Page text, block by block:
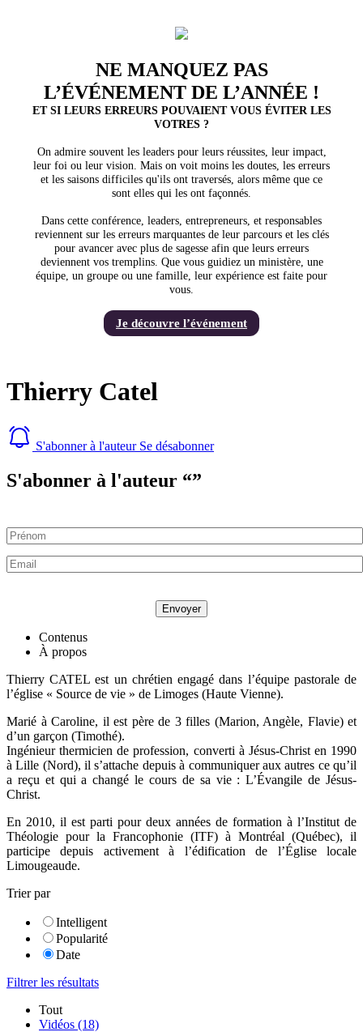
NE MANQUEZ PAS
L’ÉVÉNEMENT DE L’ANNÉE !
ET SI LEURS ERREURS POUVAIENT VOUS ÉVITER LES
VOTRES ?
On admire souvent les leaders pour leurs réussites, leur impact,
leur foi ou leur vision. Mais on voit moins les doutes, les erreurs
et les saisons difficiles qu'ils ont traversés, alors même que ce
sont elles qui les ont façonnés.
Dans cette conférence, leaders, entrepreneurs, et responsables
reviennent sur les erreurs marquantes de leur parcours et les clés
pour avancer avec plus de sagesse afin que leurs erreurs
deviennent vos tremplins. Que vous guidiez un ministère, une
équipe, un groupe ou une famille, leur expérience est faite pour
vous.
Je découvre l’événement
Thierry Catel
S'abonner à l'auteur Se désabonner
S'abonner à l'auteur “”
Envoyer
Contenus
À propos
Thierry CATEL est un chrétien engagé dans l’équipe pastorale de
l’église « Source de vie » de Limoges (Haute Vienne).
Marié à Caroline, il est père de 3 filles (Marion, Angèle, Flavie) et
d’un garçon (Timothé).
Ingénieur thermicien de profession, converti à Jésus-Christ en 1990
à Lille (Nord), il s’attache depuis à communiquer aux autres ce qu’il
a reçu et qui a changé le cours de sa vie : L’Évangile de Jésus-
Christ.
En 2010, il est parti pour deux années de formation à l’Institut de
Théologie pour la Francophonie (ITF) à Montréal (Québec), il
participe depuis activement à l’édification de l’Église locale
Limougeaude.
Trier par
Intelligent
Popularité
Date
Filtrer les résultats
Tout
Vidéos (18)